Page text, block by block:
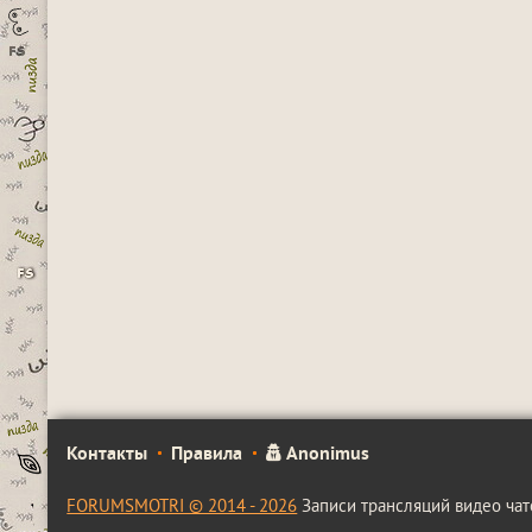
Контакты Правила Anonimus
FORUMSMOTRI © 2014 - 2026Записи трансляций видео